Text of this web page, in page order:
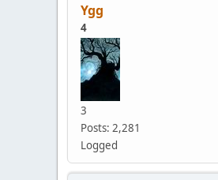
Ygg
4
3
Posts: 2,281
Logged